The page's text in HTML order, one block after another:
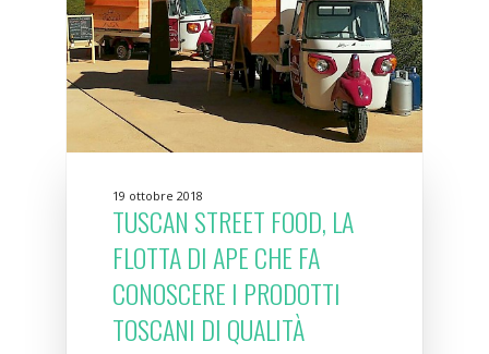
19 ottobre 2018
TUSCAN STREET FOOD, LA
FLOTTA DI APE CHE FA
CONOSCERE I PRODOTTI
TOSCANI DI QUALITÀ